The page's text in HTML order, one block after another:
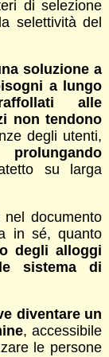
di selezione
selettività del
soluzione a
a lungo
alle
non tendono
degli utenti,
su larga
documento
in sé, quanto
degli alloggi
sistema di
diventare un
, accessibile
le persone